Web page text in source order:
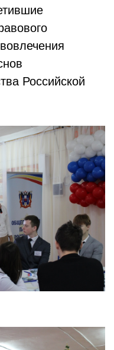
Российской